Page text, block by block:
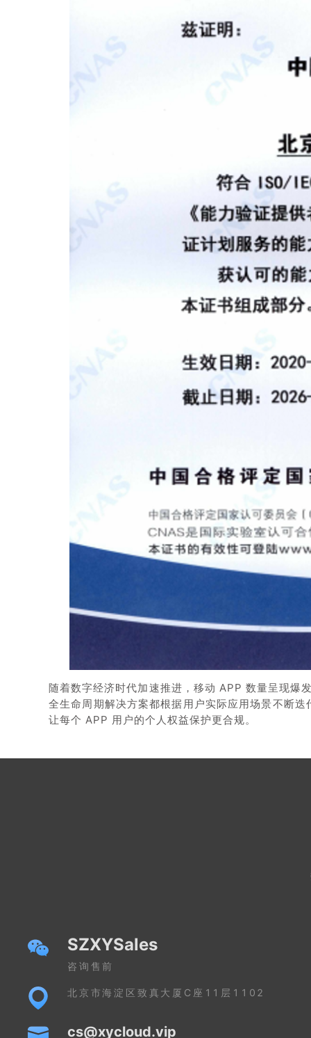
随着数字经济时代加速推进，移动 APP 数量呈现爆
全生命周期解决方案都根据用户实际应用场景不断
让每个 APP 用户的个人权益保护更合规。
SZXYSales
咨询售前
北京市海淀区致真大厦C座11层1102
cs@xycloud.vip